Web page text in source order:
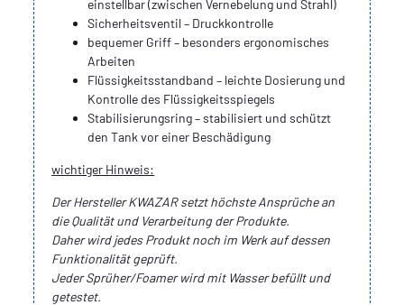
einstellbar (zwischen Vernebelung und Strahl)
Sicherheitsventil – Druckkontrolle
bequemer Griff – besonders ergonomisches
Arbeiten
Flüssigkeitsstandband – leichte Dosierung und
Kontrolle des Flüssigkeitsspiegels
Stabilisierungsring – stabilisiert und schützt
den Tank vor einer Beschädigung
wichtiger Hinweis:
Der Hersteller KWAZAR setzt höchste Ansprüche an
die Qualität und Verarbeitung der Produkte.
Daher wird jedes Produkt noch im Werk auf dessen
Funktionalität geprüft.
Jeder Sprüher/Foamer wird mit Wasser befüllt und
getestet.